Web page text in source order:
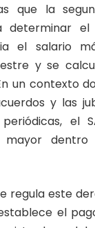
que la
determinar
el salario
y se
un contexto
y las
periódicas, el
mayor
regula este
establece el